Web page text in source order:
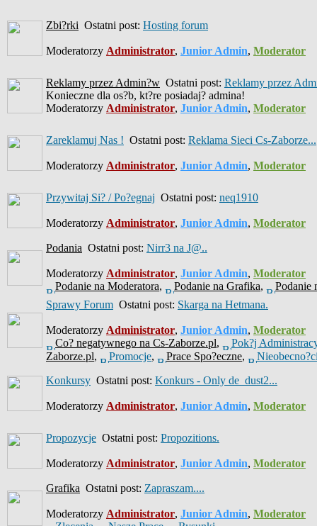
Zbi?rki Ostatni post: Hosting forum
Moderatorzy Administrator, Junior Admin, Moderator
Reklamy przez Admin?w Ostatni post: Reklamy przez
Konieczne dla os?b, kt?re posiadaj? admina!
Moderatorzy Administrator, Junior Admin, Moderator
Zareklamuj Nas ! Ostatni post: Reklama Sieci Cs-Zaborze...
Moderatorzy Administrator, Junior Admin, Moderator
Przywitaj Si? / Po?egnaj Ostatni post: neq1910
Moderatorzy Administrator, Junior Admin, Moderator
Podania Ostatni post: Nirr3 na J@..
Moderatorzy Administrator, Junior Admin, Moderator
Podanie na Moderatora, Podanie na Grafika,
Podanie
Sprawy Forum Ostatni post: Skarga na Hetmana.
Moderatorzy Administrator, Junior Admin, Moderator
Co? negatywnego na Cs-Zaborze.pl,
Pok?j
Zaborze.pl, Promocje, Prace Spo?eczne,
Konkursy Ostatni post: Konkurs - Only de_dust2...
Moderatorzy Administrator, Junior Admin, Moderator
Propozycje Ostatni post: Propozitions.
Moderatorzy Administrator, Junior Admin, Moderator
Grafika Ostatni post: Zapraszam....
Moderatorzy Administrator, Junior Admin, Moderator